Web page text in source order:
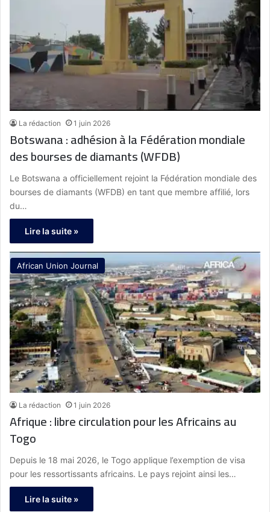
La rédaction 1 juin 2026
Botswana : adhésion à la Fédération mondiale
des bourses de diamants (WFDB)
Le Botswana a officiellement rejoint la Fédération mondiale des
bourses de diamants (WFDB) en tant que membre affilié, lors
du…
Lire la suite »
African Union Journal
La rédaction 1 juin 2026
Afrique : libre circulation pour les Africains au
Togo
Depuis le 18 mai 2026, le Togo applique l’exemption de visa
pour les ressortissants africains. Le pays rejoint ainsi les…
Lire la suite »